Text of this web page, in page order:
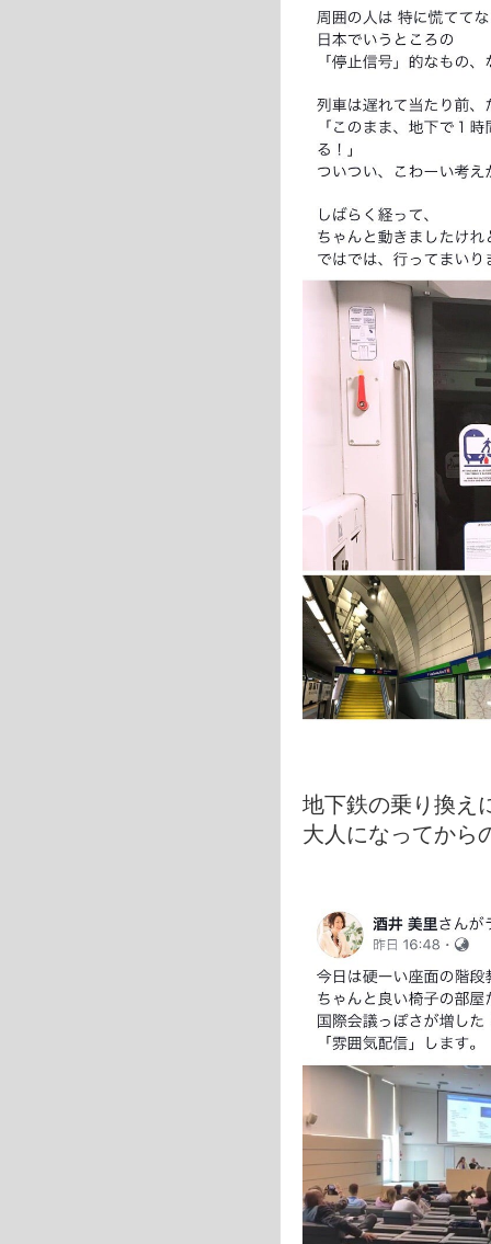
地下鉄の乗り換え
大人になってから